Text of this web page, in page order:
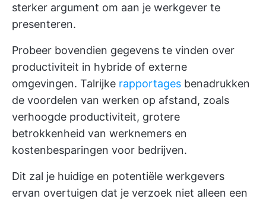
sterker argument om aan je werkgever te
presenteren.
Probeer bovendien gegevens te vinden over
productiviteit in hybride of externe
omgevingen. Talrijke rapportages benadrukken
de voordelen van werken op afstand, zoals
verhoogde productiviteit, grotere
betrokkenheid van werknemers en
kostenbesparingen voor bedrijven.
Dit zal je huidige en potentiële werkgevers
ervan overtuigen dat je verzoek niet alleen een